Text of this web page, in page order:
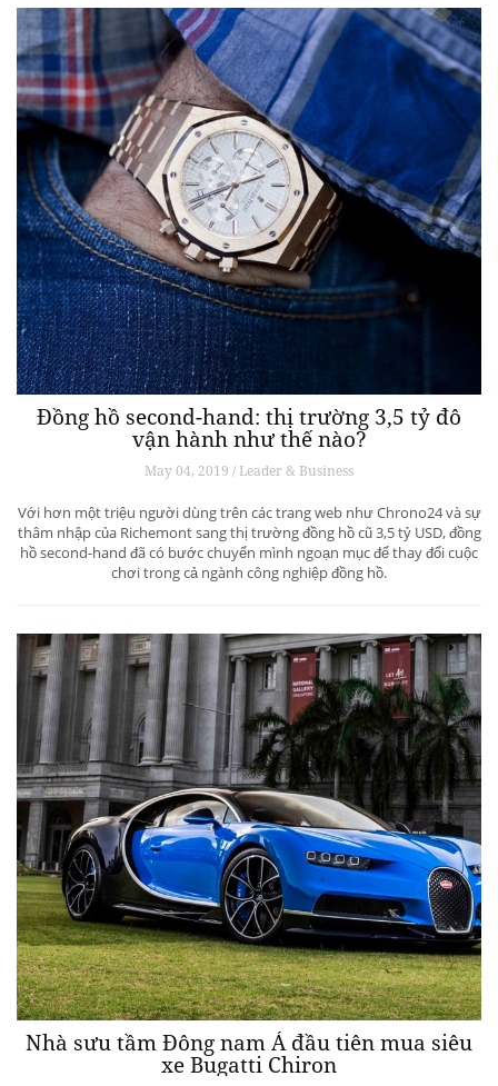
Đồng hồ second-hand: thị trường 3,5 tỷ đô
vận hành như thế nào?
May 04, 2019 / Leader & Business
Với hơn một triệu người dùng trên các trang web như Chrono24 và sự
thâm nhập của Richemont sang thị trường đồng hồ cũ 3,5 tỷ USD, đồng
hồ second-hand đã có bước chuyển mình ngoạn mục để thay đổi cuộc
chơi trong cả ngành công nghiệp đồng hồ.
Nhà sưu tầm Đông nam Á đầu tiên mua siêu
xe Bugatti Chiron